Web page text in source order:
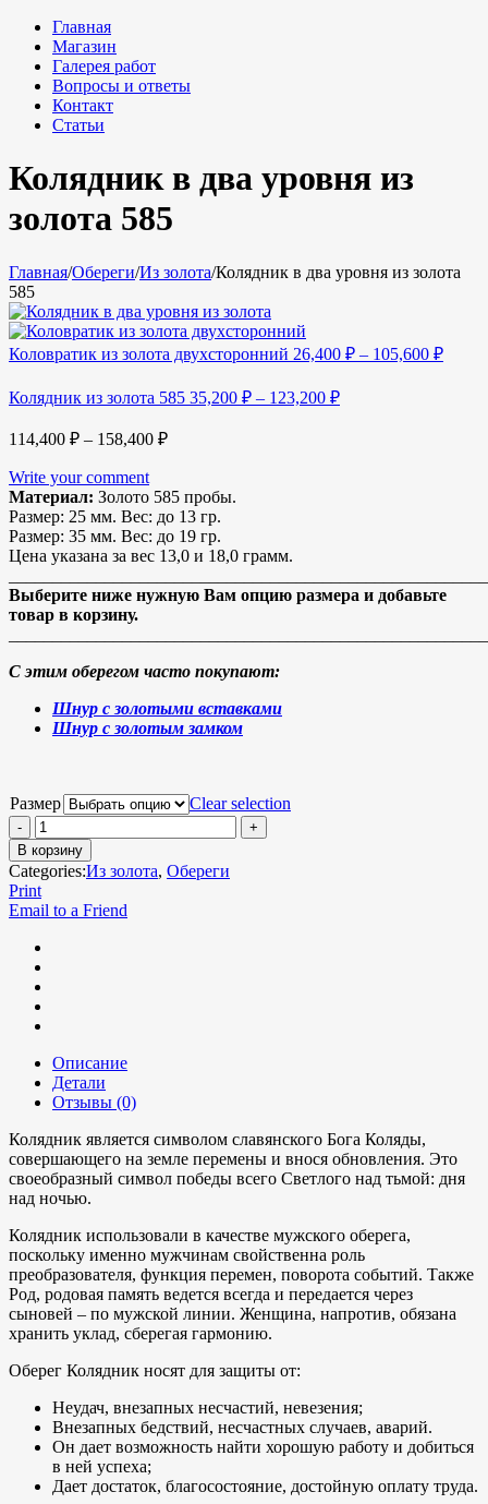
Главная
Магазин
Галерея работ
Вопросы и ответы
Контакт
Статьи
Колядник в два уровня из
золота 585
Главная/Обереги/Из золота/Колядник в два уровня из золота
585
Коловратик из золота двухсторонний 26,400 ₽ – 105,600 ₽
Колядник из золота 585 35,200 ₽ – 123,200 ₽
114,400 ₽ – 158,400 ₽
Write your comment
Материал: Золото 585 пробы.
Размер: 25 мм. Вес: до 13 гр.
Размер: 35 мм. Вес: до 19 гр.
Цена указана за вес 13,0 и 18,0 грамм.
Выберите ниже нужную Вам опцию размера и добавьте
товар в корзину.
С этим оберегом часто покупают:
Шнур с золотыми вставками
Шнур с золотым замком
Размер Clear selection
В корзину
Categories:Из золота, Обереги
Print
Email to a Friend
Описание
Детали
Отзывы (0)
Колядник является символом славянского Бога Коляды,
совершающего на земле перемены и внося обновления. Это
своеобразный символ победы всего Светлого над тьмой: дня
над ночью.
Колядник использовали в качестве мужского оберега,
поскольку именно мужчинам свойственна роль
преобразователя, функция перемен, поворота событий. Также
Род, родовая память ведется всегда и передается через
сыновей – по мужской линии. Женщина, напротив, обязана
хранить уклад, сберегая гармонию.
Оберег Колядник носят для защиты от:
Неудач, внезапных несчастий, невезения;
Внезапных бедствий, несчастных случаев, аварий.
Он дает возможность найти хорошую работу и добиться
в ней успеха;
Дает достаток, благосостояние, достойную оплату труда.